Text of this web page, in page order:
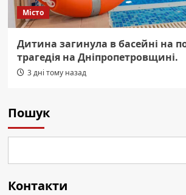
Місто
Дитина загинула в басейні на
трагедія на Дніпропетровщині.
3 дні тому назад
Пошук
Контакти